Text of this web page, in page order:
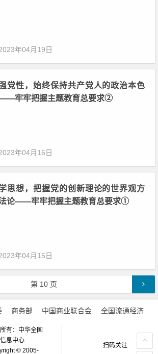
年04月19日
党性，始终保持共产党人的政治本色
牢牢把握主题教育总要求②
年04月16日
思想，把握党的创新理论的世界观方
论——牢牢把握主题教育总要求①
年04月15日
第 10页
商务部 中国商业联合会 全国流通经济
有：中华全国
息中心
© 2005-
扫码关注